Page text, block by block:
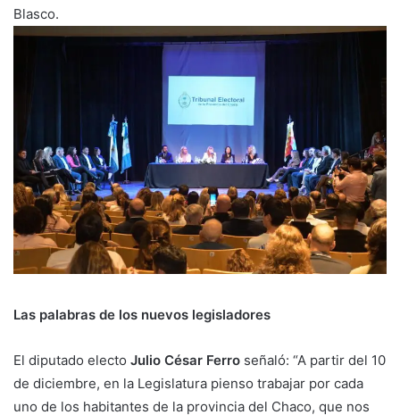
Blasco.
Las palabras de los nuevos legisladores
El diputado electo Julio César Ferro señaló: “A partir del 10
de diciembre, en la Legislatura pienso trabajar por cada
uno de los habitantes de la provincia del Chaco, que nos